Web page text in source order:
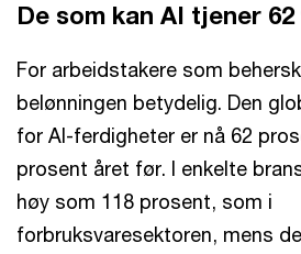
De som kan AI tjener 62
For arbeidstakere som
belønningen betydelig. Den
for AI-ferdigheter er nå 62
prosent året før. I enkelte
høy som 118 prosent, som i
forbruksvaresektoren, mens